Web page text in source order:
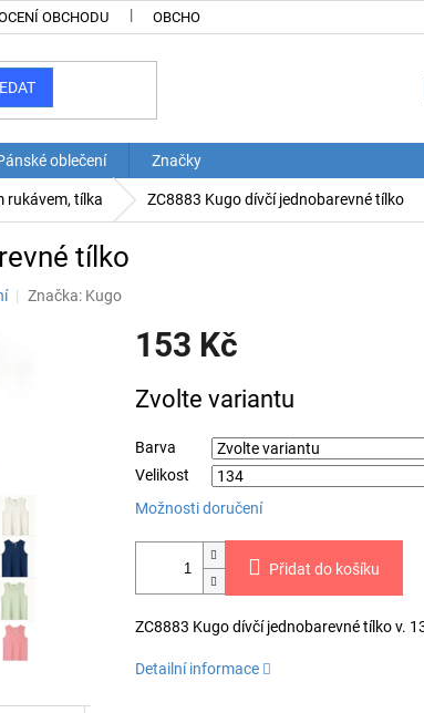
OBCHODU OBCHODNÍ PODMÍNKY
oblečení Značky
rukávem, tílka ZC8883 Kugo dívčí jednobarevné tílko
tílko
Značka: Kugo
153 Kč
cena:
Zvolte variantu
Barva
Velikost
Možnosti doručení
Přidat do košíku
ZC8883 Kugo dívčí jednobarevné tílko v.
Detailní informace